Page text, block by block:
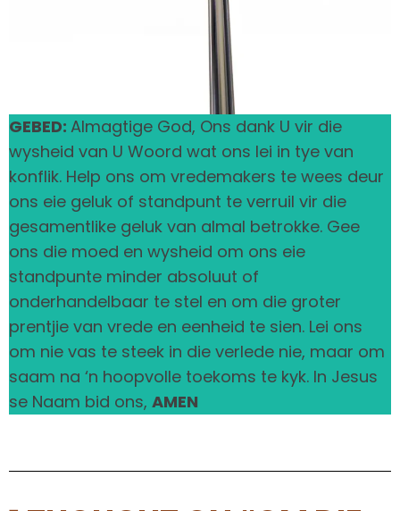
GEBED: Almagtige God, Ons dank U vir die
wysheid van U Woord wat ons lei in tye van
konflik. Help ons om vredemakers te wees deur
ons eie geluk of standpunt te verruil vir die
gesamentlike geluk van almal betrokke. Gee
ons die moed en wysheid om ons eie
standpunte minder absoluut of
onderhandelbaar te stel en om die groter
prentjie van vrede en eenheid te sien. Lei ons
om nie vas te steek in die verlede nie, maar om
saam na ‘n hoopvolle toekoms te kyk. In Jesus
se Naam bid ons, AMEN